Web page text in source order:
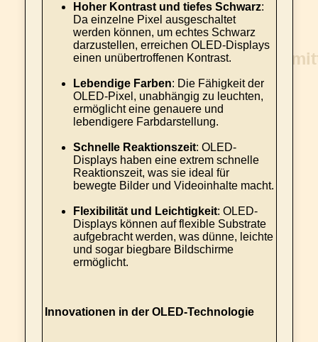
Hoher Kontrast und tiefes Schwarz:
Da einzelne Pixel ausgeschaltet
werden können, um echtes Schwarz
darzustellen, erreichen OLED-Displays
einen unübertroffenen Kontrast.
Lebendige Farben: Die Fähigkeit der
OLED-Pixel, unabhängig zu leuchten,
ermöglicht eine genauere und
lebendigere Farbdarstellung.
Schnelle Reaktionszeit: OLED-
Displays haben eine extrem schnelle
Reaktionszeit, was sie ideal für
bewegte Bilder und Videoinhalte macht.
Flexibilität und Leichtigkeit: OLED-
Displays können auf flexible Substrate
aufgebracht werden, was dünne, leichte
und sogar biegbare Bildschirme
ermöglicht.
Innovationen in der OLED-Technologie